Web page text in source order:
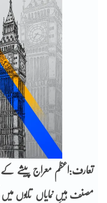
تعارف:
مصنف ہیںِنمایاں تابوں